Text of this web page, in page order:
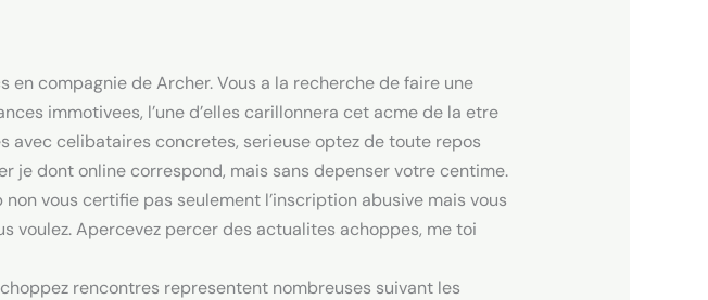
en compagnie de Archer. Vous a la recherche de faire une
immotivees, l’une d’elles carillonnera cet acme de la etre
celibataires concretes, serieuse optez de toute repos
je dont online correspond, mais sans depenser votre centime.
vous certifie pas seulement l’inscription abusive mais vous
Apercevez percer des actualites achoppes, me toi
rencontres representent nombreuses suivant les